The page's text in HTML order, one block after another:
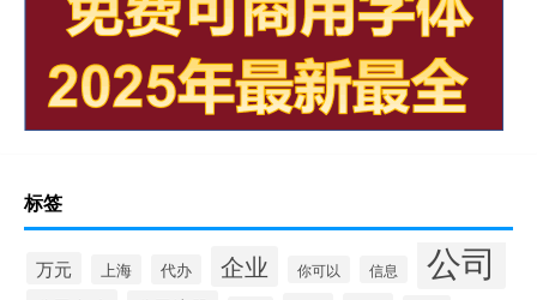
标签
万元 上海 代办 企业 你可以 信息 公司